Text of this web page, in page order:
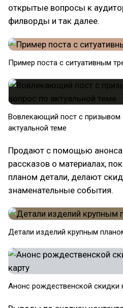
открытые вопросы к
филворды и так далее.
Пример поста с ситуативным
Вовлекающий пост с призывом
актуальной теме
Продают с помощью
рассказов о материалах,
планом детали, делают
знаменательные события.
Детали изделий крупным
Анонс рождественской скидки